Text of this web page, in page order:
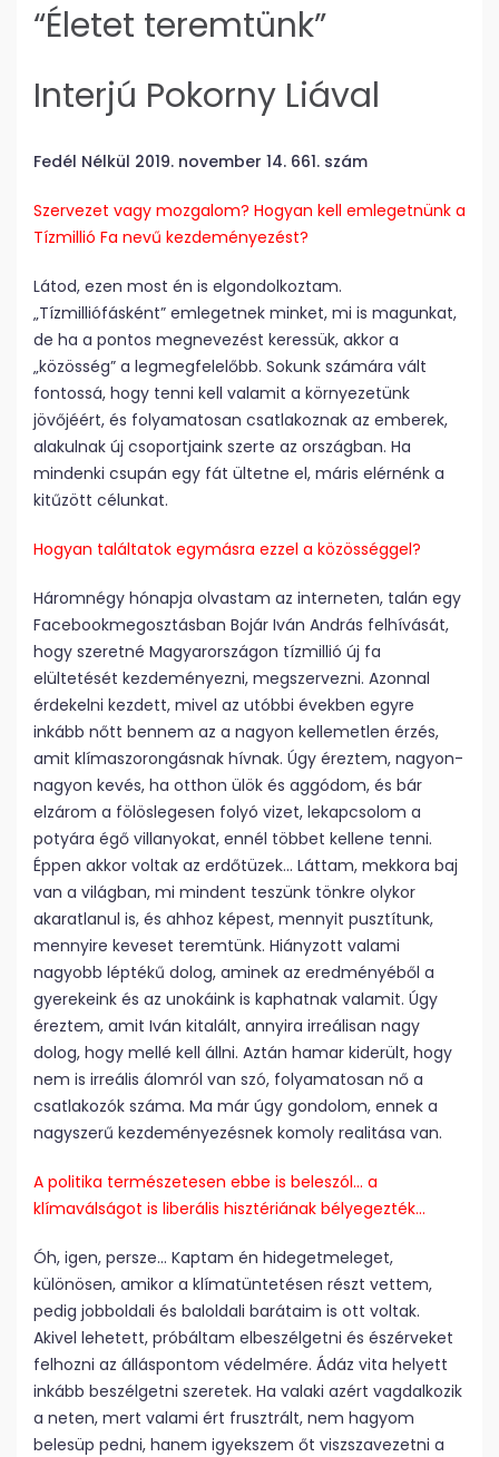
“Életet teremtünk”
Interjú Pokorny Liával
Fedél Nélkül 2019. november 14. 661. szám
Szervezet vagy mozgalom? Hogyan kell emlegetnünk a
Tízmillió Fa nevű kezdeményezést?
Látod, ezen most én is elgondolkoztam.
„Tízmilliófásként” emlegetnek minket, mi is magunkat,
de ha a pontos megnevezést keressük, akkor a
„közösség” a legmegfelelőbb. Sokunk számára vált
fontossá, hogy tenni kell valamit a környezetünk
jövőjéért, és folyamatosan csatlakoznak az emberek,
alakulnak új csoportjaink szerte az országban. Ha
mindenki csupán egy fát ültetne el, máris elérnénk a
kitűzött célunkat.
Hogyan találtatok egymásra ezzel a közösséggel?
Három­négy hónapja olvastam az interneten, talán egy
Facebook­megosztásban Bojár Iván András felhívását,
hogy szeretné Magyarországon tízmillió új fa
elültetését kezdeményezni, megszervezni. Azonnal
érdekelni kezdett, mivel az utóbbi években egyre
inkább nőtt bennem az a nagyon kellemetlen érzés,
amit klíma­szorongásnak hívnak. Úgy éreztem, nagyon­
nagyon kevés, ha otthon ülök és aggódom, és bár
elzárom a fölöslegesen folyó vizet, lekapcsolom a
potyára égő villanyokat, ennél többet kellene tenni.
Éppen akkor voltak az erdőtüzek… Láttam, mekkora baj
van a világban, mi mindent teszünk tönkre olykor
akaratlanul is, és ahhoz képest, mennyit pusztítunk,
mennyire keveset teremtünk. Hiányzott valami
nagyobb léptékű dolog, aminek az eredményéből a
gyerekeink és az unokáink is kaphatnak valamit. Úgy
éreztem, amit Iván kitalált, annyira irreálisan nagy
dolog, hogy mellé kell állni. Aztán hamar kiderült, hogy
nem is irreális álomról van szó, folyamatosan nő a
csatlakozók száma. Ma már úgy gondolom, ennek a
nagyszerű kezdeményezésnek komoly realitása van.
A politika természetesen ebbe is beleszól… a
klímaválságot is liberális hisztériának bélyegezték…
Óh, igen, persze… Kaptam én hideget­meleget,
különösen, amikor a klímatüntetésen részt vettem,
pedig jobboldali és baloldali barátaim is ott voltak.
Akivel lehetett, próbáltam elbeszélgetni és észérveket
felhozni az álláspontom védelmére. Ádáz vita helyett
inkább beszélgetni szeretek. Ha valaki azért vagdalkozik
a neten, mert valami ért frusztrált, nem hagyom
belesüp pedni, hanem igyekszem őt viszszavezetni a